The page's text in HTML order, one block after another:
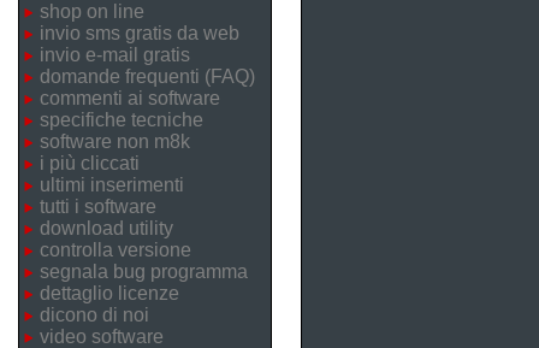
shop on line
invio sms gratis da web
invio e-mail gratis
domande frequenti (FAQ)
commenti ai software
specifiche tecniche
software non m8k
i più cliccati
ultimi inserimenti
tutti i software
download utility
controlla versione
segnala bug programma
dettaglio licenze
dicono di noi
video software